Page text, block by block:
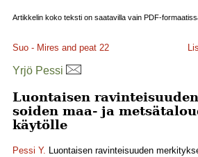
Artikkelin koko teksti on saatavilla vain PDF-
Suo - Mires and peat 22
Yrjö Pessi
Luontaisen
soiden maa- ja
käytölle
Pessi Y. Luontaisen ravinteisuuden